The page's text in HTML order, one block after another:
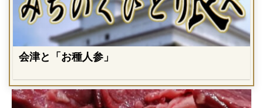
会津と「お種人参」